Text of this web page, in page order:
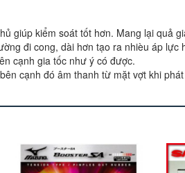
giúp kiểm soát tốt hơn. Mang lại quả
đi cong, dài hơn tạo ra nhièu áp lực
cạnh gia tốc như ý có được.
cạnh đó âm thanh từ mặt vợt khi